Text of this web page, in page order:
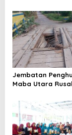
Percepat
SE2026
Jembatan
Maba Utara
dari Pemda